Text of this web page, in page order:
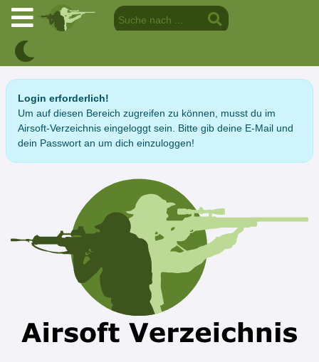
Login erforderlich!
Um auf diesen Bereich zugreifen zu können, musst du im
Airsoft-Verzeichnis eingeloggt sein. Bitte gib deine E-Mail und
dein Passwort an um dich einzuloggen!